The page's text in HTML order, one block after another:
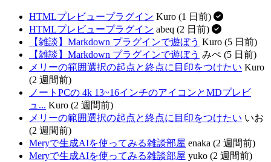
HTMLプレビュープラグイン Kuro (1 日前)
HTMLプレビュープラグイン abeq (2 日前)
【雑談】Markdown プラグインで遊ぼう Kuro (5 日前)
【雑談】Markdown プラグインで遊ぼう みぺ (5 日前)
メリーの範囲選択の起点と終点に目印をつけたい Kuro
(2 週間前)
ノートPCの 4k 13~16インチのアイコンとMDプレビ
ュ... Kuro (2 週間前)
メリーの範囲選択の起点と終点に目印をつけたい いお
(2 週間前)
Meryで生成AIを使ってみる雑談部屋 enaka (2 週間前)
Meryで生成AIを使ってみる雑談部屋 yuko (2 週間前)